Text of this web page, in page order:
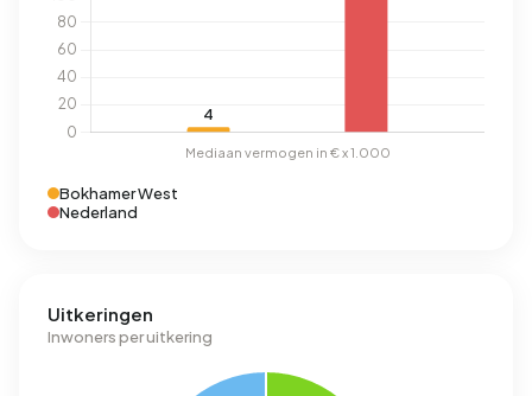
Bokhamer West
Nederland
Uitkeringen
Inwoners per uitkering